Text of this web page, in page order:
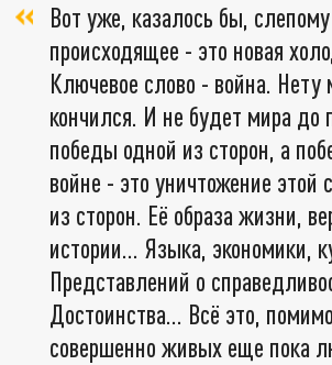
Вот уже, казалось бы,
происходящее - это новая
Ключевое слово - война. Нету
кончился. И не будет мира до
победы одной из сторон, а
войне - это уничтожение этой
из сторон. Её образа жизни,
истории... Языка, экономики,
Представлений о
Достоинства... Всё это,
совершенно живых еще пока